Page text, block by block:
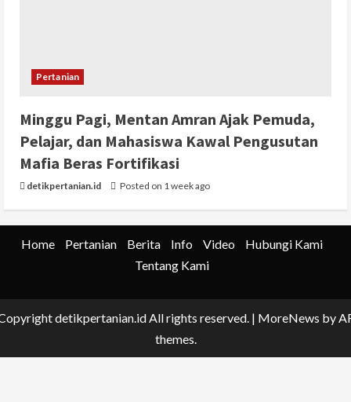
Pertanian
Minggu Pagi, Mentan Amran Ajak Pemuda,
Pelajar, dan Mahasiswa Kawal Pengusutan
Mafia Beras Fortifikasi
detikpertanian.id Posted on 1 week ago
Home Pertanian Berita Info Video
Hubungi Kami
Tentang Kami
detikpertanian.id All rights reserved. | MoreNews by
themes.